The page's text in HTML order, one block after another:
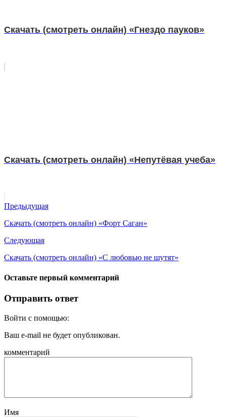
Скачать (смотреть онлайн) «Гнездо пауков»
Скачать (смотреть онлайн) «Непутёвая учеба»
Предыдущая
Скачать (смотреть онлайн) «Форт Саган»
Следующая
Скачать (смотреть онлайн) «С любовью не шутят»
Оставьте первый комментарий
Отправить ответ
Войти с помощью:
Ваш e-mail не будет опубликован.
комментарий
Имя